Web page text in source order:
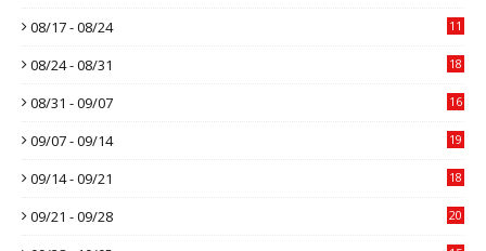
08/17 - 08/24 11
08/24 - 08/31 18
08/31 - 09/07 16
09/07 - 09/14 19
09/14 - 09/21 18
09/21 - 09/28 20